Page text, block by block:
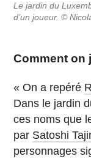
Le jardin du
d’un joueur. ©
Comment on
« On a repéré
Dans le jardin
ces noms que
par Satoshi
personnages